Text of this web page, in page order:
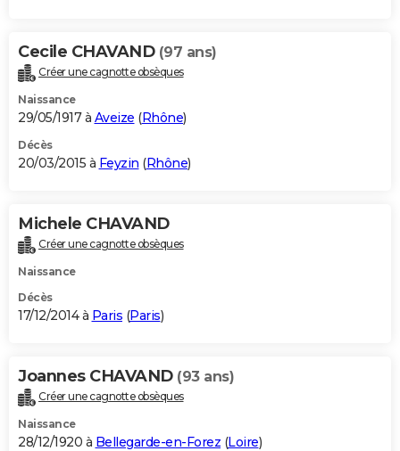
Cecile CHAVAND (97 ans)
Créer une cagnotte obsèques
Naissance
29/05/1917 à Aveize (Rhône)
Décès
20/03/2015 à Feyzin (Rhône)
Michele CHAVAND
Créer une cagnotte obsèques
Naissance
Décès
17/12/2014 à Paris (Paris)
Joannes CHAVAND (93 ans)
Créer une cagnotte obsèques
Naissance
28/12/1920 à Bellegarde-en-Forez (Loire)